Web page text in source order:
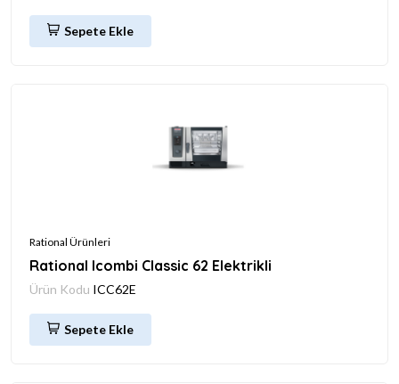
Sepete Ekle
Rational Ürünleri
Rational Icombi Classic 62 Elektrikli
Ürün Kodu ICC62E
Sepete Ekle